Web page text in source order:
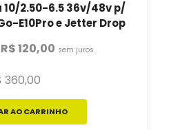
10/2.50-6.5 36v/48v p/
E10Pro e Jetter Drop
R$120,00 sem juros
360,00
AO CARRINHO